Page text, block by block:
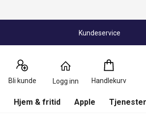
Kundeservice
Bli kunde Logg inn Handlekurv
Handlekurv
0
Produkter
Hjem & fritid Apple